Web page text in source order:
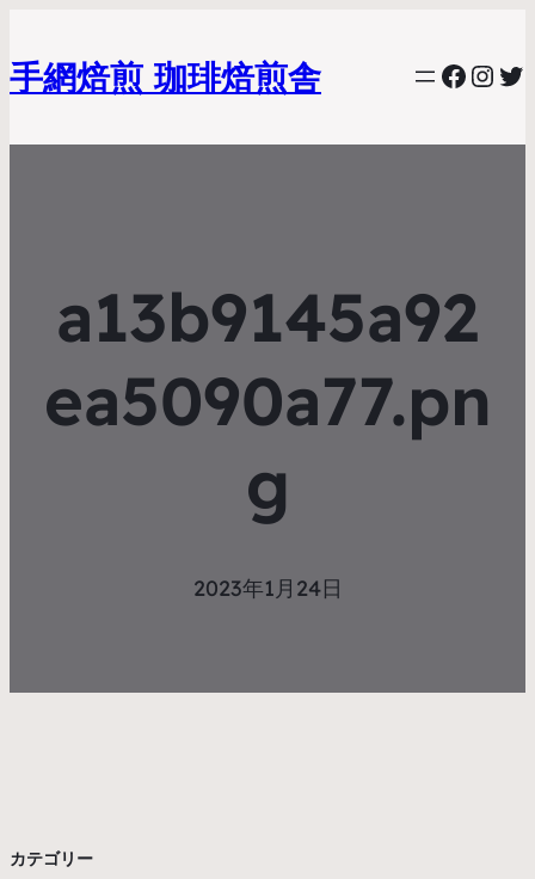
手網焙煎 珈琲焙煎舎
a13b9145a92
ea5090a77.pn
g
2023年1月24日
カテゴリー